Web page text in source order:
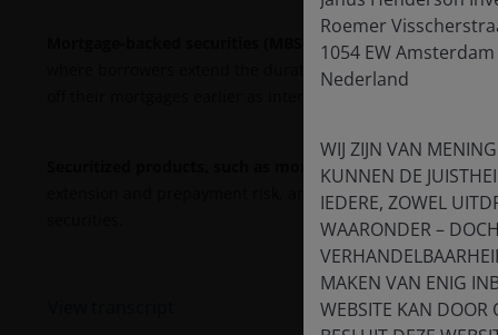
may be more sensitive
where borrowers extend the duration of their mortgages
Securitized products, such as mortgage- and asset-
extension and prepayment risk, and are subject to more
Roemer
1054 EW Amsterdam
Nederland
WIJ ZIJN VAN
KUNNEN DE
IEDERE, ZOWEL
WAARONDER –
MAKEN VAN ENIG
WEBSITE KAN